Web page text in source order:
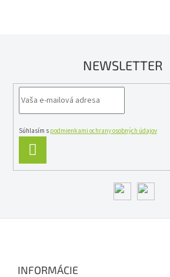
NEWSLETTER
Súhlasím s podmienkami ochrany osobných údajov
SA
INFORMÁCIE